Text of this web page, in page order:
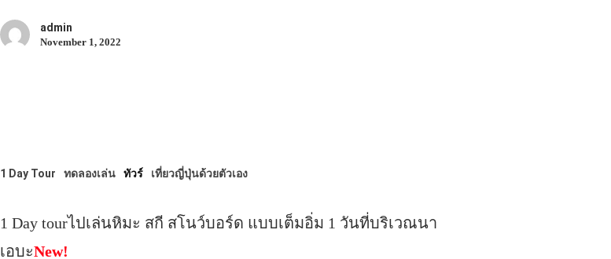
admin
November 1, 2022
1 Day Tour ทดลองเล่น ทัวร์ เที่ยวญี่ปุ่นด้วยตัวเอง
1 Day tourไปเล่นหิมะ สกี สโนว์บอร์ด แบบเต็มอิ่ม 1 วันที่บริเวณนา
เอบะNew!